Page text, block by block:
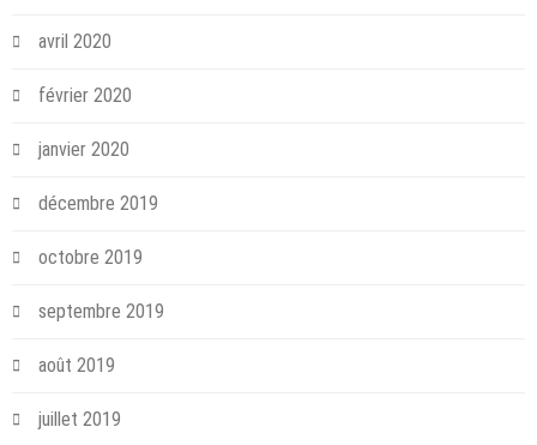
avril 2020
février 2020
janvier 2020
décembre 2019
octobre 2019
septembre 2019
août 2019
juillet 2019